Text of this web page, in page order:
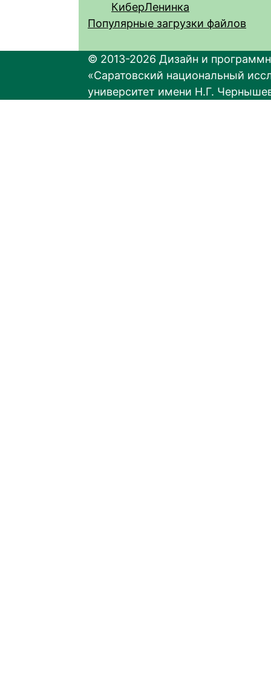
КиберЛенинка
Популярные загрузки файлов
© 2013-2026 Дизайн и
«Саратовский национальный
университет имени Н.Г.